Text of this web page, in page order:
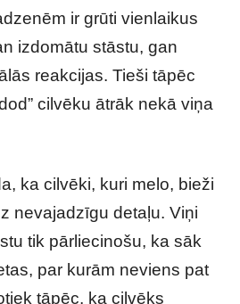
ir grūti vienlaikus
izdomātu stāstu, gan
reakcijas. Tieši tāpēc
cilvēku ātrāk nekā viņa
ka cilvēki, kuri melo, bieži
nevajadzīgu detaļu. Viņi
tik pārliecinošu, ka sāk
par kurām neviens pat
tāpēc, ka cilvēks